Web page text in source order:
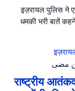
इज़रायल पुलिस ने
धमकी भरी बातें
مضى
राष्ट्रीय